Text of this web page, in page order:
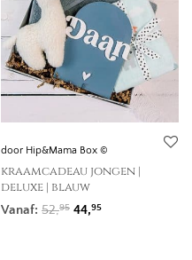
door Hip&Mama Box ©
kraamcadeau jongen |
deluxe | blauw
Vanaf: 52,95 Oorspronkelijke
44,95Huidige prijs